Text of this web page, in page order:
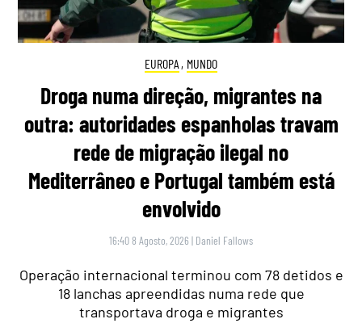
EUROPA , MUNDO
Droga numa direção, migrantes na
outra: autoridades espanholas travam
rede de migração ilegal no
Mediterrâneo e Portugal também está
envolvido
16:40 8 Agosto, 2026 | Daniel Fallows
Operação internacional terminou com 78 detidos e
18 lanchas apreendidas numa rede que
transportava droga e migrantes